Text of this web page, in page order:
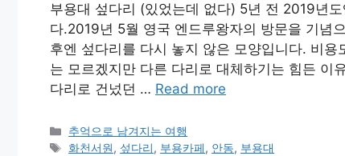
부용대 섶다리 (있었는데 없다) 5년 전 2019년
다.2019년 5월 영국 엔드루왕자의 방문을 기념
후엔 섶다리를 다시 놓지 않은 모양입니다. 비
는 모르겠지만 다른 다리로 대체하기는 힘든 이
다리로 건넜던 … Read more
Categories
추억으로 남겨지는 여행
Tags
화천서원, 섶다리, 부용카페, 안동, 부용대